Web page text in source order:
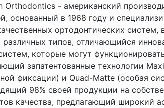
Orthodontics - американский
основанный в 1968 году и
ортодонтических
различных типов, отличающийся
которые могут
запатентованные технологии
фиксации) и Quad-Matte (особая
98% своей продукции на
качества, предлагающий широкий